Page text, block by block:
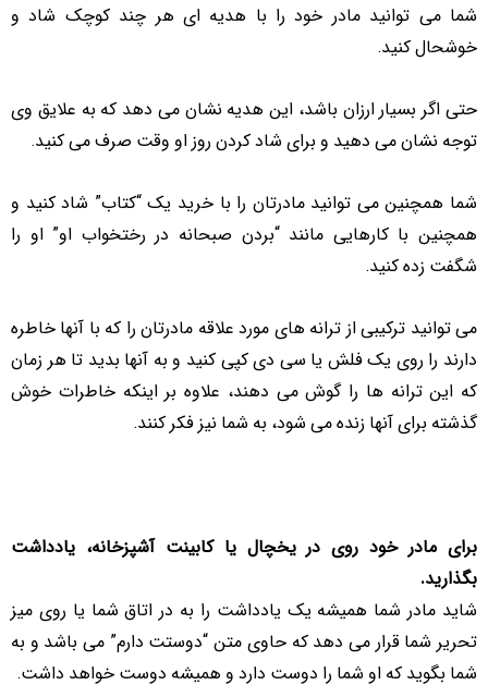
شما می توانید مادر خود را با هدیه ای هر چند کوچک شاد و
خوشحال کنید.
حتی اگر بسیار ارزان باشد، این هدیه نشان می دهد که به علایق وی
توجه نشان می دهید و برای شاد کردن روز او وقت صرف می کنید.
شما همچنین می توانید مادرتان را با خرید یک “کتاب” شاد کنید و
همچنین با کارهایی مانند “بردن صبحانه در رختخواب او” او را
شگفت زده کنید.
می توانید ترکیبی از ترانه های مورد علاقه مادرتان را که با آنها خاطره
دارند را روی یک فلش یا سی دی کپی کنید و به آنها بدید تا هر زمان
که این ترانه ها را گوش می دهند، علاوه بر اینکه خاطرات خوش
گذشته برای آنها زنده می شود، به شما نیز فکر کنند.
برای مادر خود روی در یخچال یا کابینت آشپزخانه، یادداشت
بگذارید.
شاید مادر شما همیشه یک یادداشت را به در اتاق شما یا روی میز
تحریر شما قرار می دهد که حاوی متن “دوستت دارم” می باشد و به
شما بگوید که او شما را دوست دارد و همیشه دوست خواهد داشت.